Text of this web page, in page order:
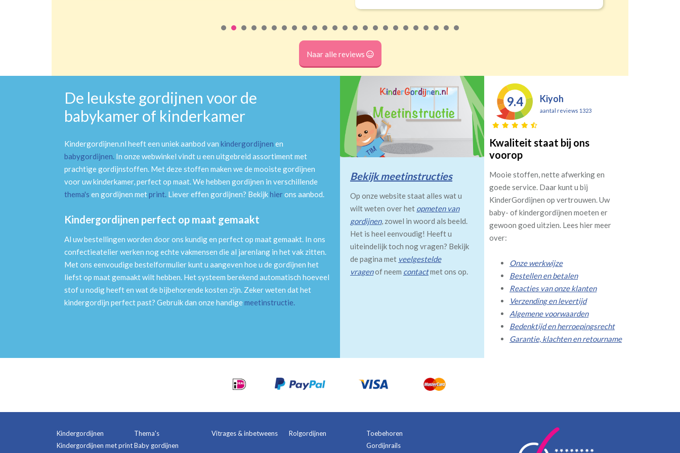
Naar alle reviews
De leukste gordijnen voor de
babykamer of kinderkamer
Kindergordijnen.nl heeft een uniek aanbod van kindergordijnen en
babygordijnen. In onze webwinkel vindt u een uitgebreid assortiment met
prachtige gordijnstoffen. Met deze stoffen maken we de mooiste gordijnen
voor uw kinderkamer, perfect op maat. We hebben gordijnen in verschillende
thema's en gordijnen metprint. Liever effen gordijnen? Bekijkhierons aanbod.
Kindergordijnen perfect op maat gemaakt
Al uw bestellingen worden door ons kundig en perfect op maat gemaakt. In ons
confectieatelier werken nog echte vakmensen die al jarenlang in het vak zitten.
Met ons eenvoudige bestelformulier kunt u aangeven hoe u de gordijnen het
liefst op maat gemaakt wilt hebben. Het systeem berekend automatisch hoeveel
stof u nodig heeft en wat de bijbehorende kosten zijn. Zeker weten dat het
kindergordijn perfect past? Gebruik dan onze handigemeetinstructie.
Bekijk meetinstructies
Op onze website staat alles wat u
wilt weten over het opmeten van
gordijnen, zowel in woord als beeld.
Het is heel eenvoudig! Heeft u
uiteindelijk toch nog vragen? Bekijk
de pagina met veelgestelde
vragenof neem contactmet ons op.
9.4 Kiyoh
aantal reviews 1323
Kwaliteit staat bij ons
voorop
Mooie stoffen, nette afwerking en
goede service. Daar kunt u bij
KinderGordijnen op vertrouwen. Uw
baby- of kindergordijnen moeten er
gewoon goed uitzien. Lees hier meer
over:
Onze werkwijze
Bestellen en betalen
Reacties van onze klanten
Verzending en levertijd
Algemene voorwaarden
Bedenktijd en herroepingsrecht
Garantie, klachten en retourname
Kindergordijnen
Kindergordijnen met print
Thema's
Baby gordijnen
Vitrages & inbetweens Rolgordijnen
Toebehoren
Gordijnrails